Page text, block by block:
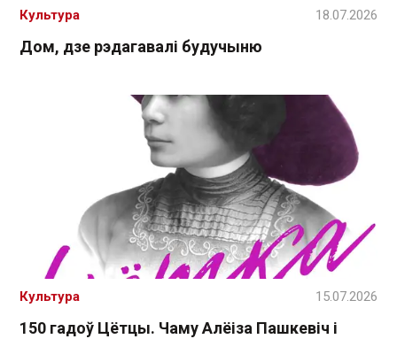
Дом, дзе рэдагавалі будучыню
Культура 18.07.2026
150 гадоў Цётцы. Чаму Алёіза Пашкевіч і
Культура 15.07.2026